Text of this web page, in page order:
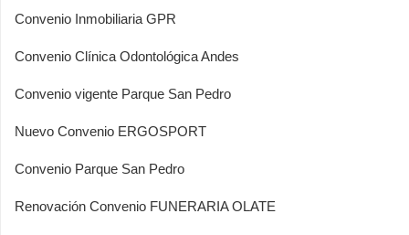
Convenio Inmobiliaria GPR
Convenio Clínica Odontológica Andes
Convenio vigente Parque San Pedro
Nuevo Convenio ERGOSPORT
Convenio Parque San Pedro
Renovación Convenio FUNERARIA OLATE